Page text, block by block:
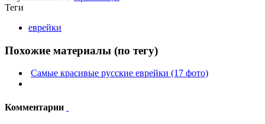
Теги
еврейки
Похожие материалы (по тегу)
Самые красивые русские еврейки (17 фото)
Комментарии